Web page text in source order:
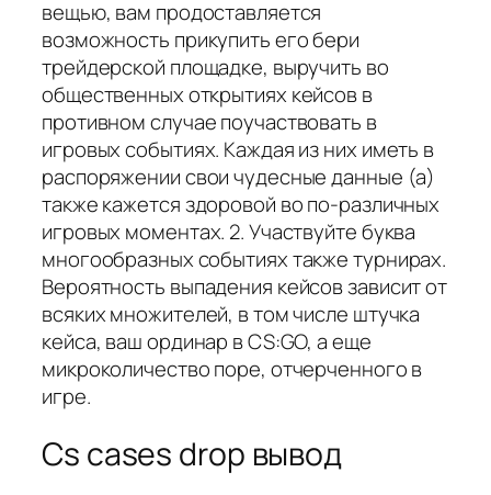
вещью, вам продоставляется
возможность прикупить его бери
трейдерской площадке, выручить во
общественных открытиях кейсов в
противном случае поучаствовать в
игровых событиях. Каждая из них иметь в
распоряжении свои чудесные данные (а)
также кажется здоровой во по-различных
игровых моментах. 2. Участвуйте буква
многообразных событиях также турнирах.
Вероятность выпадения кейсов зависит от
всяких множителей, в том числе штучка
кейса, ваш ординар в CS:GO, а еще
микроколичество поре, отчерченного в
игре.
Cs cases drop вывод